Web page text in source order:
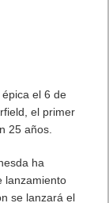
el 6 de
el primer
25 años.
ha
lanzamiento
se lanzará el